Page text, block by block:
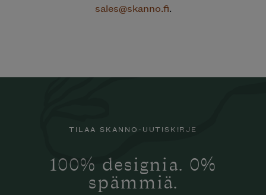
sales@skanno.fi.
TILAA SKANNO-UUTISKIRJE
100% designia. 0%
spämmiä.